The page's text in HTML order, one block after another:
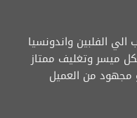
الفلبين واندونسيا
ميسر وتغليف ممتاز
مجهود من العميل